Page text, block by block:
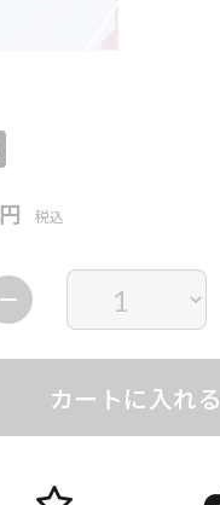
円 税込
カートに入れる